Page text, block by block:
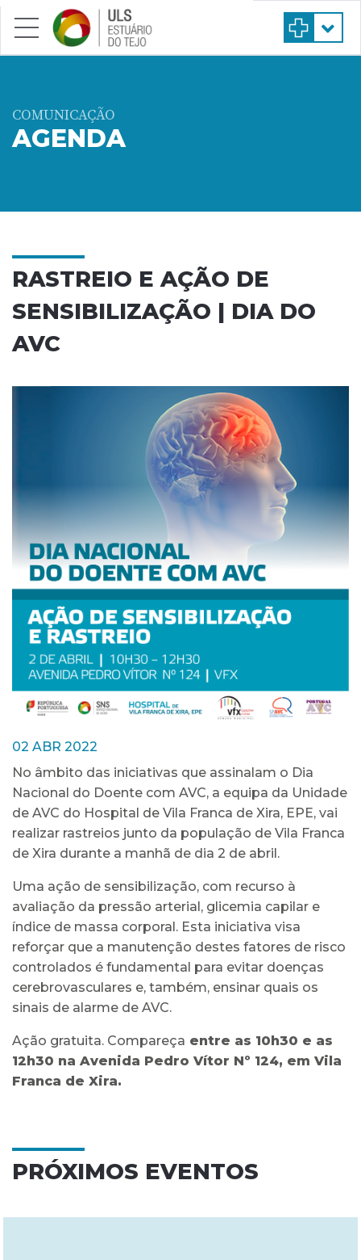
Saltar para conteúdo principal
COMUNICAÇÃO
AGENDA
RASTREIO E AÇÃO DE
SENSIBILIZAÇÃO | DIA DO
AVC
02 ABR 2022
No âmbito das iniciativas que assinalam o Dia
Nacional do Doente com AVC, a equipa da Unidade
de AVC do Hospital de Vila Franca de Xira, EPE, vai
realizar rastreios junto da população de Vila Franca
de Xira durante a manhã de dia 2 de abril.
Uma ação de sensibilização, com recurso à
avaliação da pressão arterial, glicemia capilar e
índice de massa corporal. Esta iniciativa visa
reforçar que a manutenção destes fatores de risco
controlados é fundamental para evitar doenças
cerebrovasculares e, também, ensinar quais os
sinais de alarme de AVC.
Ação gratuita. Compareça entre as 10h30 e as
12h30 na Avenida Pedro Vítor Nº 124, em Vila
Franca de Xira.
PRÓXIMOS EVENTOS